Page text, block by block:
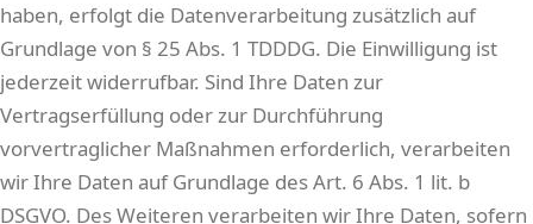
haben, erfolgt die Datenverarbeitung zusätzlich auf
Grundlage von § 25 Abs. 1 TDDDG. Die Einwilligung ist
jederzeit widerrufbar. Sind Ihre Daten zur
Vertragserfüllung oder zur Durchführung
vorvertraglicher Maßnahmen erforderlich, verarbeiten
wir Ihre Daten auf Grundlage des Art. 6 Abs. 1 lit. b
DSGVO. Des Weiteren verarbeiten wir Ihre Daten, sofern